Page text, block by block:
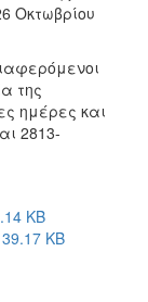
Οκτωβρίου
της
ημέρες και
2813-
KB
KB